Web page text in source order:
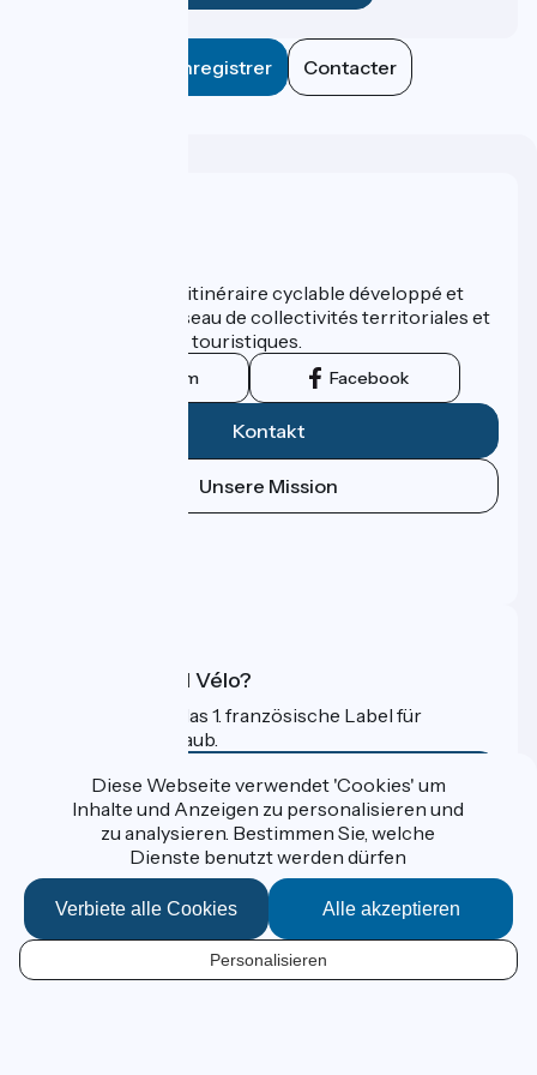
DE
Enregistrer Contacter
ViaRhôna est un itinéraire cyclable développé et
promu par un réseau de collectivités territoriales et
leurs institutions touristiques.
Instagram Facebook
Kontakt
Unsere Mission
Was ist Accueil Vélo?
Accueil Vélo ist das 1. französische Label für
Radfahrer im Urlaub.
Mehr erfahren
Gefördert im Rahmen von Destination France
Données personnelles
Espace Presse
Diese Webseite verwendet 'Cookies' um
Inhalte und Anzeigen zu personalisieren und
zu analysieren. Bestimmen Sie, welche
Dienste benutzt werden dürfen
Alle akzeptieren
Verbiete alle Cookies
Personalisieren